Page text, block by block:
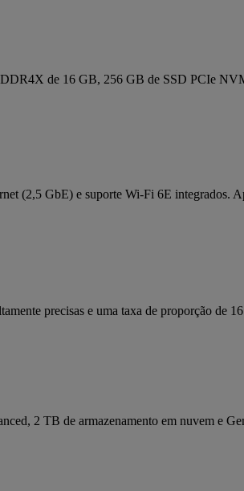
de 16 GB, 256 GB de SSD PCIe
(2,5 GbE) e suporte Wi-Fi 6E integrados.
precisas e uma taxa de proporção de
2 TB de armazenamento em nuvem e